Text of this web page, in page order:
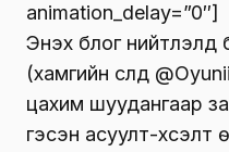
animation_delay=”0″]
Энэхүү блог
(хамгийн сүүлд
цахим шуудангаар
гэсэн асуулт-хүсэлт